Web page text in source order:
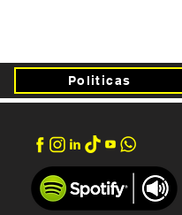
Politicas